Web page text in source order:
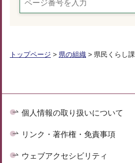
トップページ > 県の組織 > 県民くらし課
個人情報の取り扱いについて
リンク・著作権・免責事項
ウェブアクセシビリティ